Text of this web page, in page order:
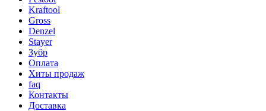
Kraftool
Gross
Denzel
Stayer
Зубр
Оплата
Хиты продаж
faq
Контакты
Доставка